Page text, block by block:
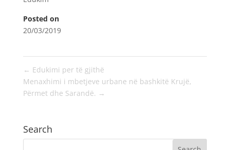
Posted on
20/03/2019
← Edukimi per të gjithë
Menaxhimi i mbetjeve urbane në bashkitë Krujë,
Përmet dhe Sarandë. →
Search